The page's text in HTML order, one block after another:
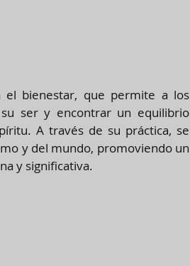
el bienestar, que permite a los
ser y encontrar un equilibrio
A través de su práctica, se
y del mundo, promoviendo un
y significativa​​.